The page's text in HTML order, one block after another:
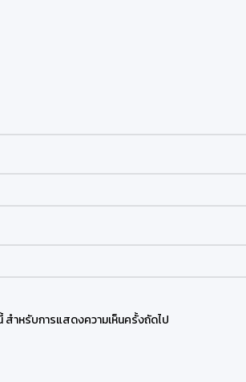
สำหรับการแสดงความเห็นครั้งถัดไป